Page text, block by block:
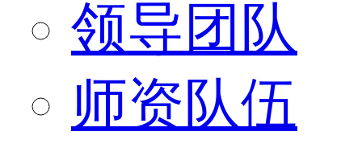
领导团队
师资队伍